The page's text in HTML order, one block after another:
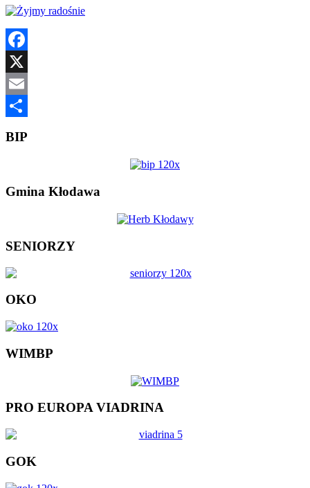
Facebook
X
Email
BIP
Gmina Kłodawa
SENIORZY
OKO
WIMBP
PRO EUROPA VIADRINA
GOK